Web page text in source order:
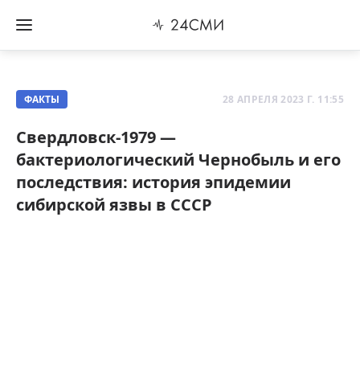
ФАКТЫ 28 АПРЕЛЯ 2023 Г. 11:55
Свердловск-1979 —
бактериологический Чернобыль и его
последствия: история эпидемии
сибирской язвы в СССР